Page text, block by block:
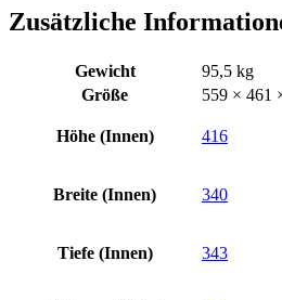
Zusätzliche
Gewicht
95,5 kg
Größe
559 × 461
Höhe (Innen) 416
Breite (Innen) 340
Tiefe (Innen) 343